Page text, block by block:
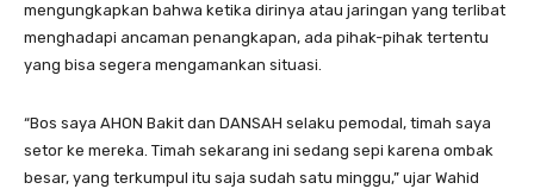
mengungkapkan bahwa ketika dirinya atau jaringan yang terlibat
menghadapi ancaman penangkapan, ada pihak-pihak tertentu
yang bisa segera mengamankan situasi.
“Bos saya AHON Bakit dan DANSAH selaku pemodal, timah saya
setor ke mereka. Timah sekarang ini sedang sepi karena ombak
besar, yang terkumpul itu saja sudah satu minggu,” ujar Wahid